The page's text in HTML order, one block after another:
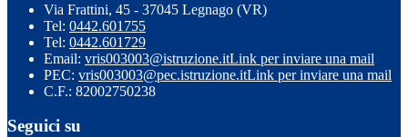
Via Frattini, 45 - 37045 Legnago (VR)
Tel: 0442.601755
Tel: 0442.601729
Email: vris003003@istruzione.itLink per inviare una mail
PEC: vris003003@pec.istruzione.itLink per inviare una mail
C.F.: 82002750238
Seguici su